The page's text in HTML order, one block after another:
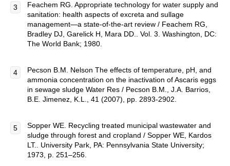
Feachem RG. Appropriate technology for water supply and
sanitation: health aspects of excreta and sullage
management—a state-of-the-art review / Feachem RG,
Bradley DJ, Garelick H, Mara DD.. Vol. 3. Washington, DC:
The World Bank; 1980.
Pecson B.M. Nelson The effects of temperature, pH, and
ammonia concentration on the inactivation of Ascaris eggs
in sewage sludge Water Res / Pecson B.M., J.A. Barrios,
B.E. Jimenez, K.L., 41 (2007), pp. 2893-2902.
Sopper WE. Recycling treated municipal wastewater and
sludge through forest and cropland / Sopper WE, Kardos
LT.. University Park, PA: Pennsylvania State University;
1973, p. 251–256.